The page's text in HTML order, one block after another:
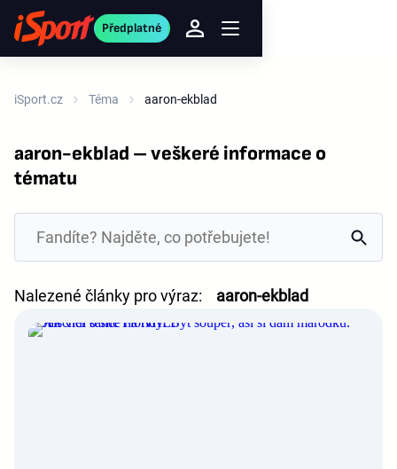
Předplatné
iSport.cz Téma aaron-ekblad
aaron-ekblad – veškeré informace o
tématu
Nalezené články pro výraz: aaron-ekblad